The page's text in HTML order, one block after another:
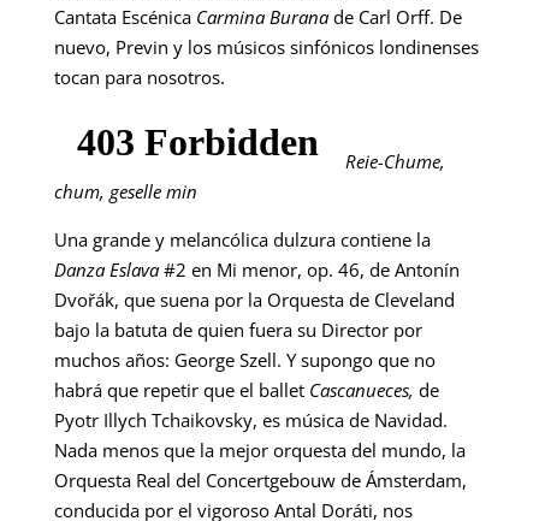
Cantata Escénica Carmina Burana de Carl Orff. De
nuevo, Previn y los músicos sinfónicos londinenses
tocan para nosotros.
Reie-Chume,
chum, geselle min
Una grande y melancólica dulzura contiene la
Danza Eslava#2 en Mi menor, op. 46, de Antonín
Dvořák, que suena por la Orquesta de Cleveland
bajo la batuta de quien fuera su Director por
muchos años: George Szell. Y supongo que no
habrá que repetir que el ballet Cascanueces, de
Pyotr Illych Tchaikovsky, es música de Navidad.
Nada menos que la mejor orquesta del mundo, la
Orquesta Real del Concertgebouw de Ámsterdam,
conducida por el vigoroso Antal Doráti, nos